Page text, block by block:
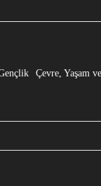
Çevre, Yaşam